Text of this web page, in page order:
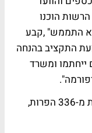
הוכנו
שלא התממש" ,קבע
התקציב בהנחה
ומשרד
* המבקר על הרשות ה-2: הטילה 3 קנסות מ-336 הפרות,